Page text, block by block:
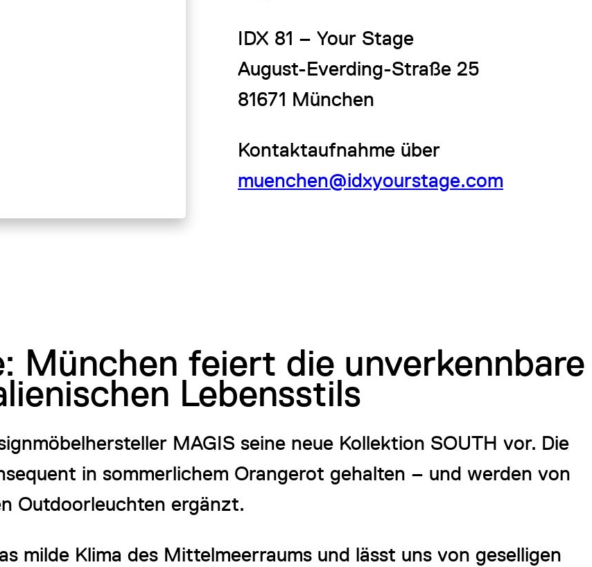
IDX 81 – Your Stage
August-Everding-Straße 25
81671 München
Kontaktaufnahme über
muenchen@idxyourstage.com
München feiert die unverkennbare
Lebensstils
MAGIS seine neue Kollektion SOUTH vor. Die
in sommerlichem Orangerot gehalten – und werden von
Outdoorleuchten ergänzt.
milde Klima des Mittelmeerraums und lässt uns von geselligen